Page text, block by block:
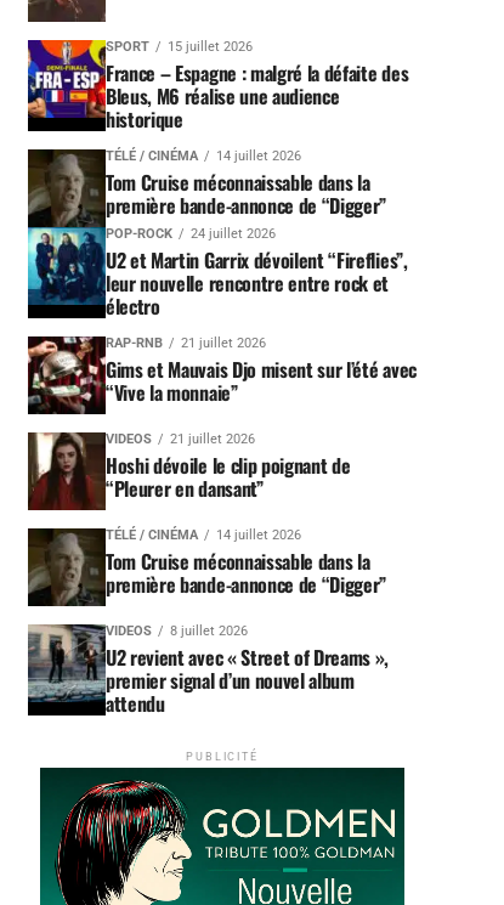
SPORT 15 juillet 2026
France – Espagne : malgré la défaite des
Bleus, M6 réalise une audience
historique
TÉLÉ / CINÉMA 14 juillet 2026
Tom Cruise méconnaissable dans la
première bande-annonce de “Digger”
POP-ROCK 24 juillet 2026
U2 et Martin Garrix dévoilent “Fireflies”,
leur nouvelle rencontre entre rock et
électro
RAP-RNB 21 juillet 2026
Gims et Mauvais Djo misent sur l’été avec
“Vive la monnaie”
VIDEOS 21 juillet 2026
Hoshi dévoile le clip poignant de
“Pleurer en dansant”
TÉLÉ / CINÉMA 14 juillet 2026
Tom Cruise méconnaissable dans la
première bande-annonce de “Digger”
VIDEOS 8 juillet 2026
U2 revient avec « Street of Dreams »,
premier signal d’un nouvel album
attendu
PUBLICITÉ